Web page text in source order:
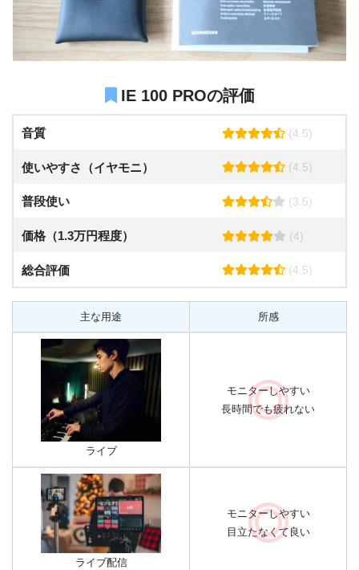
IE 100 PROの評価
音質 (4.5)
使いやすさ（イヤモニ） (4.5)
普段使い (3.5)
価格（1.3万円程度） (4)
総合評価 (4.5)
主な用途 所感
ライブ
モニターしやすい
長時間でも疲れない
ライブ配信
モニターしやすい
目立たなくて良い